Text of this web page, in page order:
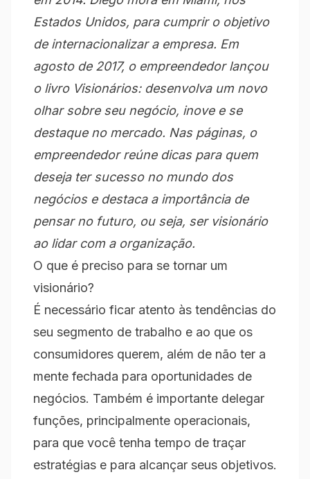
Estados Unidos, para cumprir o objetivo
de internacionalizar a empresa. Em
agosto de 2017, o empreendedor lançou
o livro Visionários: desenvolva um novo
olhar sobre seu negócio, inove e se
destaque no mercado. Nas páginas, o
empreendedor reúne dicas para quem
deseja ter sucesso no mundo dos
negócios e destaca a importância de
pensar no futuro, ou seja, ser visionário
ao lidar com a organização.
O que é preciso para se tornar um
visionário?
É necessário ficar atento às tendências do
seu segmento de trabalho e ao que os
consumidores querem, além de não ter a
mente fechada para oportunidades de
negócios. Também é importante delegar
funções, principalmente operacionais,
para que você tenha tempo de traçar
estratégias e para alcançar seus objetivos.